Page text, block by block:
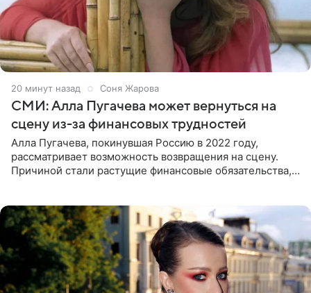
20 минут назад Соня Жарова
СМИ: Алла Пугачева может вернуться на
сцену из-за финансовых трудностей
Алла Пугачева, покинувшая Россию в 2022 году,
рассматривает возможность возвращения на сцену.
Причиной стали растущие финансовые обязательства,